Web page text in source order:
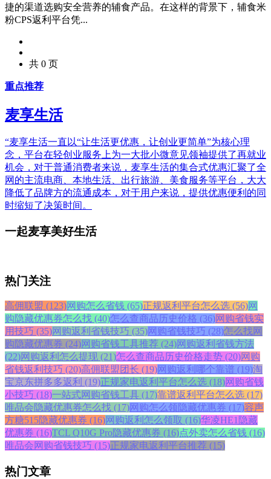
捷的渠道选购安全营养的辅食产品。在这样的背景下，辅食米
粉CPS返利平台凭...
共 0 页
重点推荐
麦享生活
“麦享生活一直以“让生活更优惠，让创业更简单”为核心理
念，平台在轻创业服务上为一大批小微意见领袖提供了再就业
机会，对于普通消费者来说，麦享生活的集合式优惠汇聚了全
网的主流电商、本地生活、出行旅游、美食服务等平台，大大
降低了品牌方的流通成本，对于用户来说，提供优惠便利的同
时缩短了决策时间。
一起麦享美好生活
热门关注
高佣联盟 (123)网购怎么省钱 (65)正规返利平台怎么选 (56)网
购隐藏优惠券怎么找 (40)怎么查商品历史价格 (36)网购省钱实
用技巧 (35)网购返利省钱技巧 (35)网购省钱技巧 (28)怎么找网
购隐藏优惠券 (24)网购省钱工具推荐 (24)网购返利省钱方法
(22)网购返利怎么提现 (21)怎么查商品历史价格走势 (20)网购
省钱返利技巧 (20)高佣联盟团长 (19)网购返利哪个靠谱 (19)淘
宝京东拼多多返利 (19)正规家电返利平台怎么选 (18)网购省钱
小技巧 (18)一站式网购省钱工具 (17)靠谱返利平台怎么选 (17)
唯品会隐藏优惠券怎么找 (17)网购怎么领隐藏优惠券 (17)容声
方糖515隐藏优惠券 (16)网购返利怎么领取 (16)华凌HE1隐藏
优惠券 (16)TCL Q10G Pro隐藏优惠券 (16)点外卖怎么省钱 (16)
唯品会网购省钱技巧 (15)正规家电返利平台推荐 (15)
热门文章